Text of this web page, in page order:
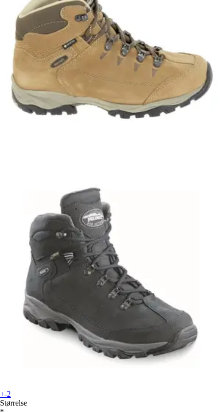
+-2
Størrelse